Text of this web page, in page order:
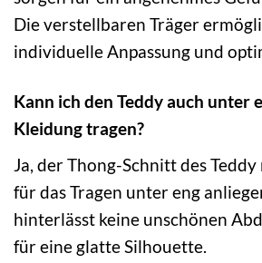
Die verstellbaren Träger
individuelle Anpassung und
Kann ich den Teddy auch unter
Kleidung tragen?
Ja, der Thong-Schnitt des
für das Tragen unter eng
hinterlässt keine unschönen
für eine glatte Silhouette.